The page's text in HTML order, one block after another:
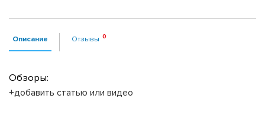
Описание Отзывы
Обзоры:
+добавить статью или видео